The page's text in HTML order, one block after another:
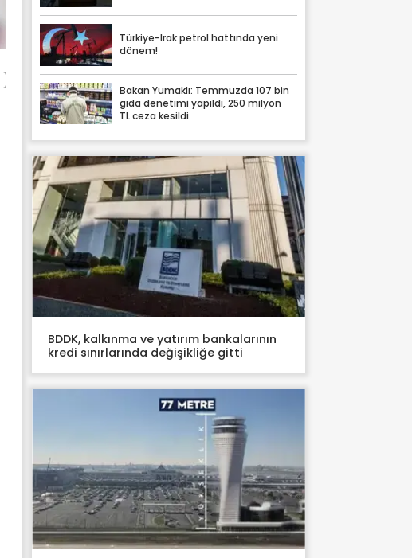
Türkiye-Irak petrol hattında yeni
dönem!
Bakan Yumaklı: Temmuzda 107 bin
gıda denetimi yapıldı, 250 milyon
TL ceza kesildi
BDDK, kalkınma ve yatırım bankalarının
kredi sınırlarında değişikliğe gitti